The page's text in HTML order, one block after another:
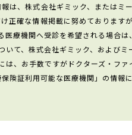
は、株式会社ギミック、またはミ
正確な情報掲載に努めております
医療機関へ受診を希望される場合
いて、株式会社ギミック、および
は、お手数ですがドクターズ・フ
険証利用可能な医療機関」の情報